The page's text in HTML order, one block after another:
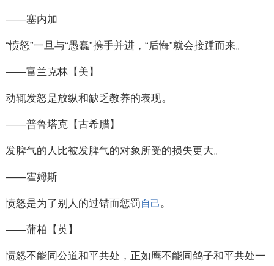
——塞内加
“愤怒”一旦与“愚蠢”携手并进，“后悔”就会接踵而来。
——富兰克林【美】
动辄发怒是放纵和缺乏教养的表现。
——普鲁塔克【古希腊】
发脾气的人比被发脾气的对象所受的损失更大。
——霍姆斯
愤怒是为了别人的过错而惩罚自己。
——蒲柏【英】
愤怒不能同公道和平共处，正如鹰不能同鸽子和平共处一